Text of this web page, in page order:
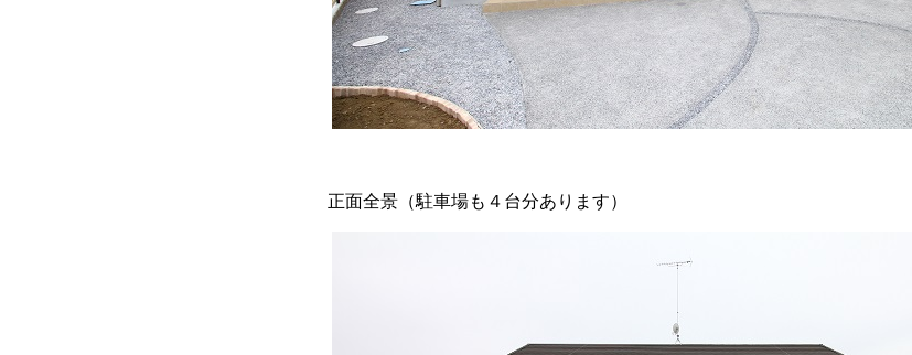
正面全景（駐車場も４台分あります）